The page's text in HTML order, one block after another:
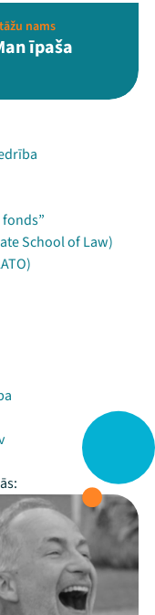
nams
īpaša
School of Law)